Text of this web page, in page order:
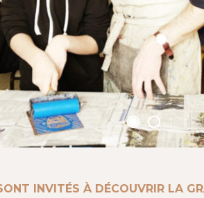
INVITÉS À DÉCOUVRIR LA